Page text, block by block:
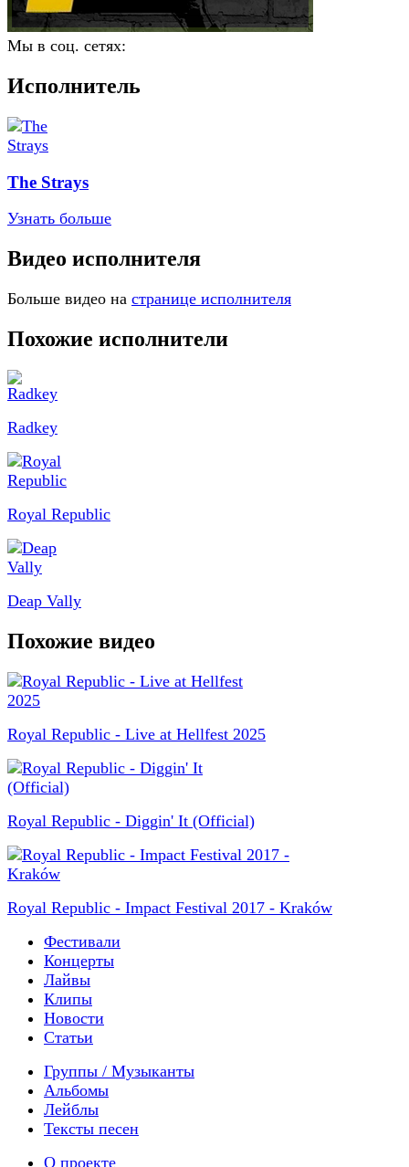
Мы в соц. сетях:
Исполнитель
The Strays
Узнать больше
Видео исполнителя
Больше видео на странице исполнителя
Похожие исполнители
Radkey
Royal Republic
Deap Vally
Похожие видео
Royal Republic - Live at Hellfest 2025
Royal Republic - Diggin' It (Official)
Royal Republic - Impact Festival 2017 - Kraków
Фестивали
Концерты
Лайвы
Клипы
Новости
Статьи
Группы / Музыканты
Альбомы
Лейблы
Тексты песен
О проекте